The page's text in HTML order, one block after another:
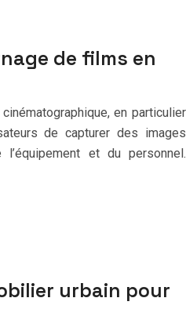
de films en
en particulier
de capturer des images
et du personnel.
urbain pour